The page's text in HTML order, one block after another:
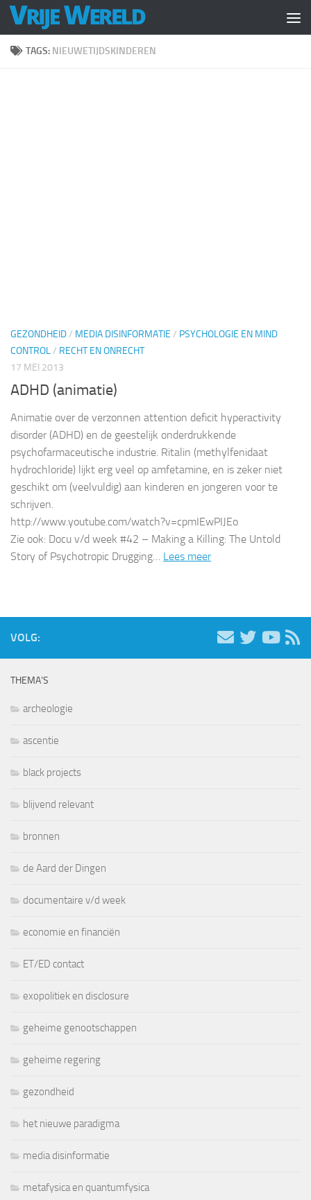
Doorgaan naar inhoud
TAGS: NIEUWETIJDSKINDEREN
GEZONDHEID/ MEDIA DISINFORMATIE / PSYCHOLOGIE EN MIND
CONTROL/ RECHT EN ONRECHT
17 MEI 2013
ADHD (animatie)
Animatie over de verzonnen attention deficit hyperactivity
disorder (ADHD) en de geestelijk onderdrukkende
psychofarmaceutische industrie. Ritalin (methylfenidaat
hydrochloride) lijkt erg veel op amfetamine, en is zeker niet
geschikt om (veelvuldig) aan kinderen en jongeren voor te
schrijven.
http://www.youtube.com/watch?v=cpmIEwPIJEo
Zie ook: Docu v/d week #42 – Making a Killing: The Untold
Story of Psychotropic Drugging… Lees meer
VOLG:
THEMA’S
archeologie
ascentie
black projects
blijvend relevant
bronnen
de Aard der Dingen
documentaire v/d week
economie en financiën
ET/ED contact
exopolitiek en disclosure
geheime genootschappen
geheime regering
gezondheid
het nieuwe paradigma
media disinformatie
metafysica en quantumfysica